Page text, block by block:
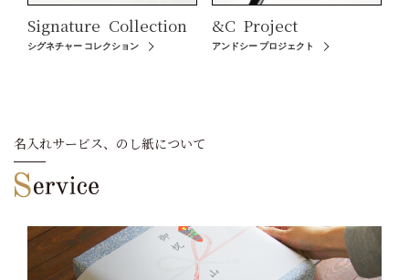
Signature Collection
シグネチャー コレクション
&C Project
アンドシー プロジェクト
名入れサービス、のし紙について